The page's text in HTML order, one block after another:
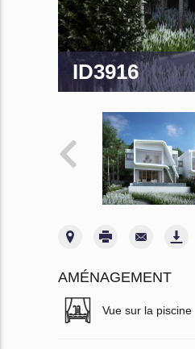
ID3916
AMÉNAGEMENT
Vue sur la piscine